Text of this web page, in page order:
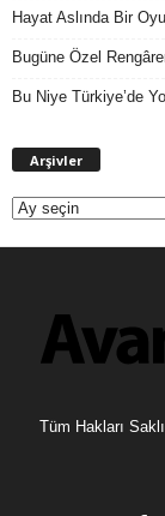
Hayat Aslında Bir
Bugüne Özel
Bu Niye Türkiye’de
Arşivler
Tüm Hakları